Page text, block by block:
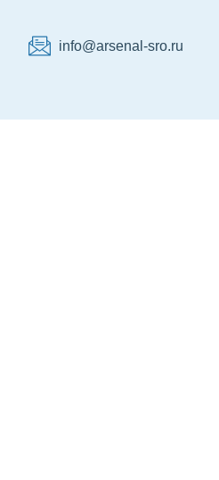
info@arsenal-sro.ru